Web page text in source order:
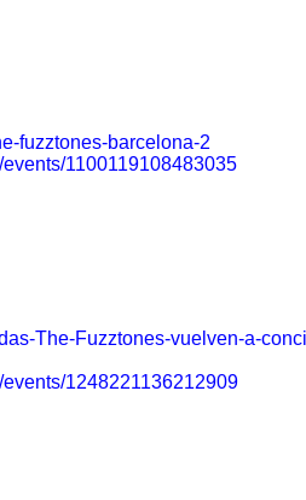
fuzztones-barcelona-2
1100119108483035
The-Fuzztones-vuelven-a-
1248221136212909